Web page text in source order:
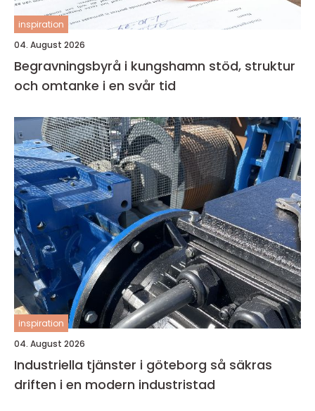
inspiration
04. August 2026
Begravningsbyrå i kungshamn stöd, struktur
och omtanke i en svår tid
inspiration
04. August 2026
Industriella tjänster i göteborg så säkras
driften i en modern industristad